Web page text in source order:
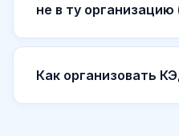
не в ту
Как организовать